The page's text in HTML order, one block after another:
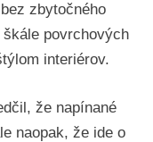
zbytočného
povrchových
interiérov.
že napínané
naopak, že ide o